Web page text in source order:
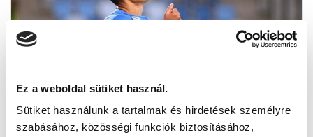
Ez a weboldal sütiket használ.
Sütiket használunk a tartalmak és hirdetések személyre
szabásához, közösségi funkciók biztosításához,